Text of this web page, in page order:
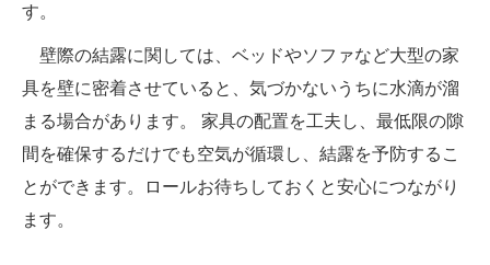
す。
壁際の結露に関しては、ベッドやソファなど大型の家
具を壁に密着させていると、気づかないうちに水滴が溜
まる場合があります。 家具の配置を工夫し、最低限の隙
間を確保するだけでも空気が循環し、結露を予防するこ
とができます。ロールお待ちしておくと安心につながり
ます。